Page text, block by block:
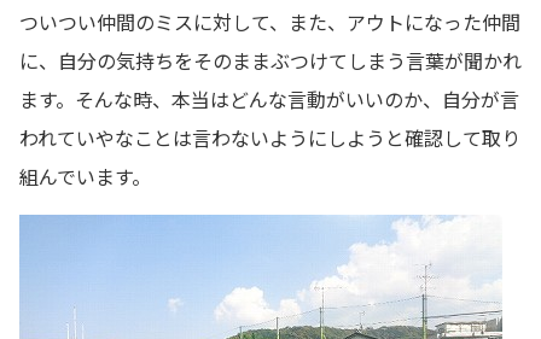
ついつい仲間のミスに対して、また、アウトになった仲間
に、自分の気持ちをそのままぶつけてしまう言葉が聞かれ
ます。そんな時、本当はどんな言動がいいのか、自分が言
われていやなことは言わないようにしようと確認して取り
組んでいます。